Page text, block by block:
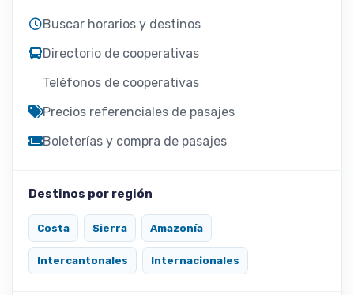
Buscar horarios y destinos
Directorio de cooperativas
Teléfonos de cooperativas
Precios referenciales de pasajes
Boleterías y compra de pasajes
Destinos por región
Costa Sierra Amazonía
Intercantonales Internacionales